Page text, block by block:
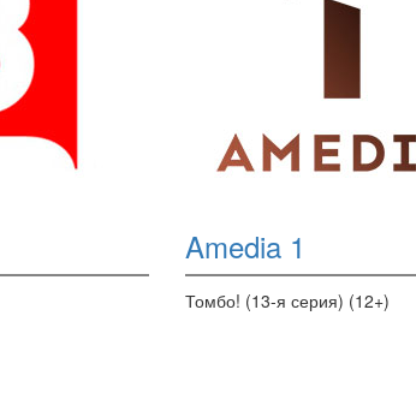
Amedia 1
Томбо! (13-я серия) (12+)